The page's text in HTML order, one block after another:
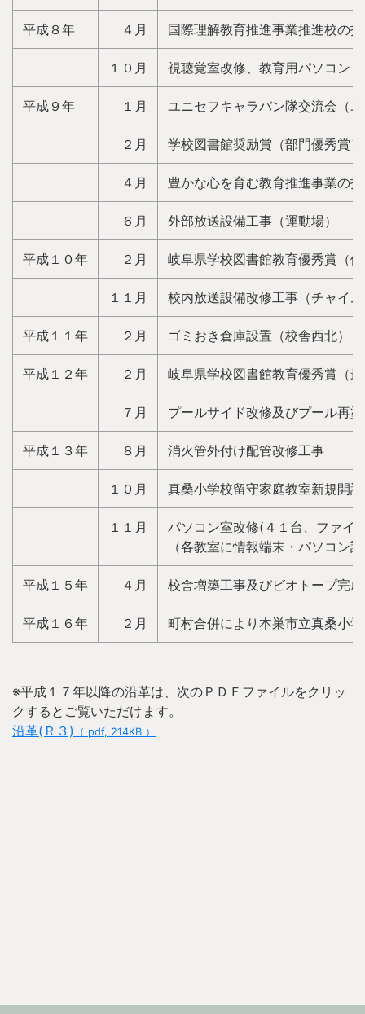
平成８年 ４月 国際理解教育推進事業推進校の
１０月 視聴覚室改修、教育用パソコン
平成９年 １月 ユニセフキャラバン隊交流会（
２月 学校図書館奨励賞（部門優秀賞
４月 豊かな心を育む教育推進事業の
６月 外部放送設備工事（運動場）
平成１０年 ２月 岐阜県学校図書館教育優秀賞（
１１月 校内放送設備改修工事（チャイ
平成１１年 ２月 ゴミおき倉庫設置（校舎西北）
平成１２年 ２月 岐阜県学校図書館教育優秀賞（
７月 プールサイド改修及びプール再
平成１３年 ８月 消火管外付け配管改修工事
１０月 真桑小学校留守家庭教室新規開
１１月
パソコン室改修(４１台、ファイ
（各教室に情報端末・パソコン
平成１５年 ４月 校舎増築工事及びビオトープ完成
平成１６年 ２月 町村合併により本巣市立真桑小
※平成１７年以降の沿革は、次のＰＤＦファイルをクリッ
クするとご覧いただけます。
沿革(Ｒ３)
（ pdf, 214KB ）